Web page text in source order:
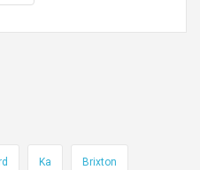
a
Ka Brixton